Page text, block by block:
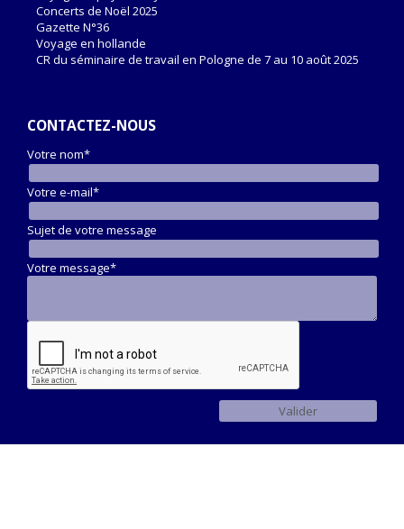
Concerts de Noël 2025
Gazette N°36
Voyage en hollande
CR du séminaire de travail en Pologne de 7 au 10 août 2025
CONTACTEZ-NOUS
Votre nom*
Votre e-mail*
Sujet de votre message
Votre message*